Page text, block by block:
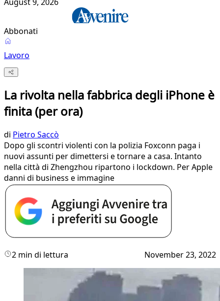
Abbonati
Lavoro
La rivolta nella fabbrica degli iPhone è
finita (per ora)
di Pietro Saccò
Dopo gli scontri violenti con la polizia Foxconn paga i
nuovi assunti per dimettersi e tornare a casa. Intanto
nella città di Zhengzhou ripartono i lockdown. Per Apple
danni di business e immagine
2 min di lettura November 23, 2022